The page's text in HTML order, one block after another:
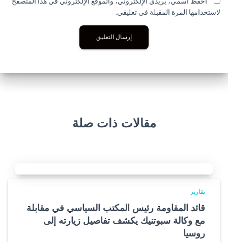
لاستخدامها المرة المقبلة في تعليقي.
مقالات ذات صلة
تقارير
قائد المقاومة رئيس المكتب السياسي في مقابلة
مع وكالة سبوتنيك يكشف تفاصيل زيارته إلى
روسيا